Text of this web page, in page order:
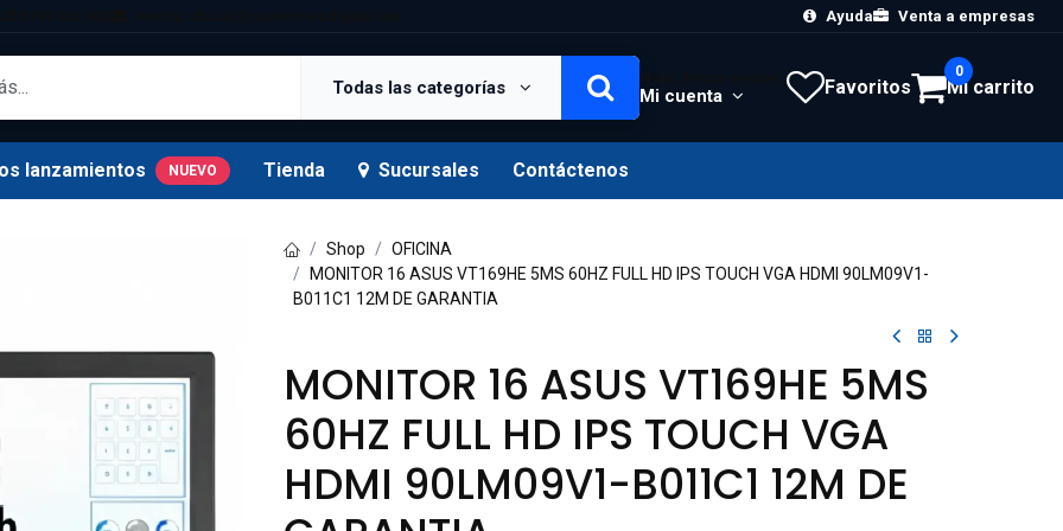
Ayuda Venta a empresas
Todas las categorías Mi cuenta Favoritos Mi carrito
0
lanzamientos NUEVO Tienda Sucursales Contáctenos
Shop
OFICINA
MONITOR 16 ASUS VT169HE 5MS 60HZ FULL HD IPS TOUCH VGA HDMI 90LM09V1-
B011C1 12M DE GARANTIA
MONITOR 16 ASUS VT169HE 5MS
60HZ FULL HD IPS TOUCH VGA
HDMI 90LM09V1-B011C1 12M DE